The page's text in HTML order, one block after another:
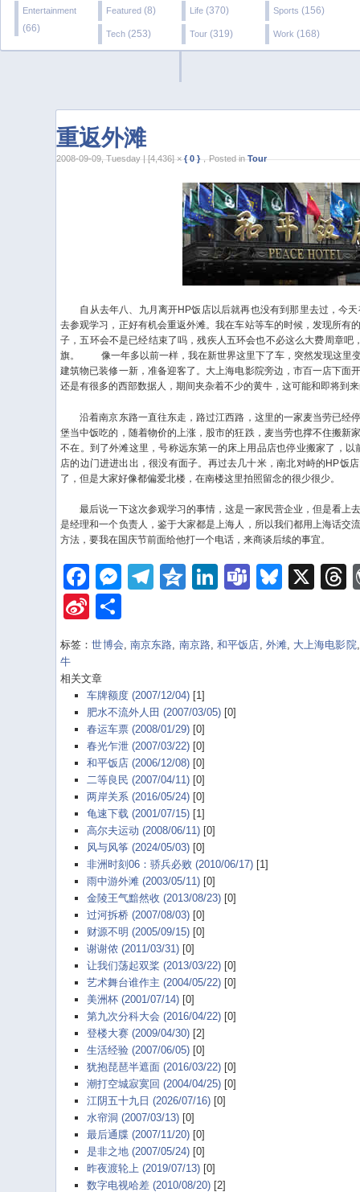
Entertainment
(66)
Featured (8) Life (370) Sports (156)
Tech (253) Tour (319) Work (168)
重返外滩
2008-09-09, Tuesday | [4,436] ×{ 0 }，Posted inTour
自从去年八、九月离开HP饭店以后就再也没有到那里去过，今天
去参观学习，正好有机会重返外滩。我在车站等车的时候，发现所有
子，五环会不是已经结束了吗，残疾人五环会也不必这么大费周章吧
旗。
像一年多以前一样，我在新世界这里下了车，突然发现这里
建筑物已装修一新，准备迎客了。大上海电影院旁边，市百一店下面
还是有很多的西部数据人，期间夹杂着不少的黄牛，这可能和即将到
沿着南京东路一直往东走，路过江西路，这里的一家麦当劳已经
堡当中饭吃的，随着物价的上涨，股市的狂跌，麦当劳也撑不住搬新
不在。到了外滩这里，号称远东第一的床上用品店也停业搬家了，
店的边门进进出出，很没有面子。再过去几十米，南北对峙的HP饭
了，但是大家好像都偏爱北楼，在南楼这里拍照留念的很少很少。
最后说一下这次参观学习的事情，这是一家民营企业，但是看上
是经理和一个负责人，鉴于大家都是上海人，所以我们都用上海话交
方法，要我在国庆节前面给他打一个电话，来商谈后续的事宜。
Facebook
Messenger
Telegram
Qzone
LinkedIn
TeamsX
Sina
Weibo
标签：世博会 南京东路 南京路,和平饭店 外滩, 大上海电影院
牛
相关文章
车牌额度 (2007/12/04)[1]
肥水不流外人田 (2007/03/05)[0]
春运车票 (2008/01/29)[0]
春光乍泄 (2007/03/22)[0]
和平饭店 (2006/12/08)[0]
二等良民 (2007/04/11)[0]
两岸关系 (2016/05/24)[0]
龟速下载 (2001/07/15)[1]
高尔夫运动 (2008/06/11)[0]
风与风筝 (2024/05/03)[0]
非洲时刻06：骄兵必败 (2010/06/17)[1]
雨中游外滩 (2003/05/11)[0]
金陵王气黯然收 (2013/08/23)[0]
过河拆桥 (2007/08/03)[0]
财源不明 (2005/09/15)[0]
谢谢侬 (2011/03/31)[0]
让我们荡起双桨 (2013/03/22)[0]
艺术舞台谁作主 (2004/05/22)[0]
美洲杯 (2001/07/14)[0]
第九次分科大会 (2016/04/22)[0]
登楼大赛 (2009/04/30)[2]
生活经验 (2007/06/05)[0]
犹抱琵琶半遮面 (2016/03/22)[0]
潮打空城寂寞回 (2004/04/25)[0]
江阴五十九日 (2026/07/16)[0]
水帘洞 (2007/03/13)[0]
最后通牒 (2007/11/20)[0]
是非之地 (2007/05/24)[0]
昨夜渡轮上 (2019/07/13)[0]
数字电视哈差 (2010/08/20)[2]